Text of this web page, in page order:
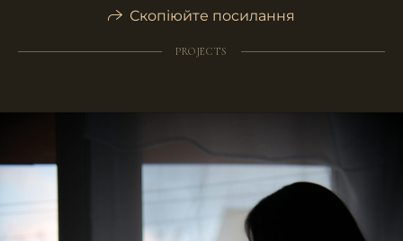
Скопіюйте посилання
PROJECTS